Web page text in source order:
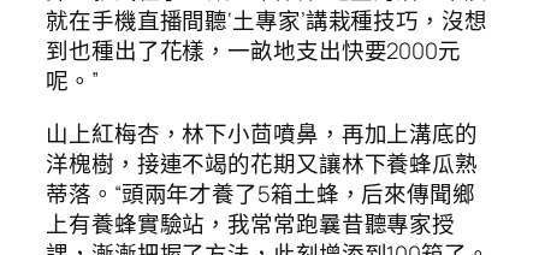
就在手機直播間聽‘土專家’講栽種技巧，沒想
到也種出了花樣，一畝地支出快要2000元
呢。”
山上紅梅杏，林下小茴噴鼻，再加上溝底的
洋槐樹，接連不竭的花期又讓林下養蜂瓜熟
蒂落。“頭兩年才養了5箱土蜂，后來傳聞鄉
上有養蜂實驗站，我常常跑曩昔聽專家授